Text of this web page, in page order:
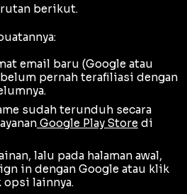
berikut.
email baru (Google atau
pernah terafiliasi dengan
sudah terunduh secara
Google Play Store di
lalu pada halaman awal,
in dengan Google atau klik
lainnya.